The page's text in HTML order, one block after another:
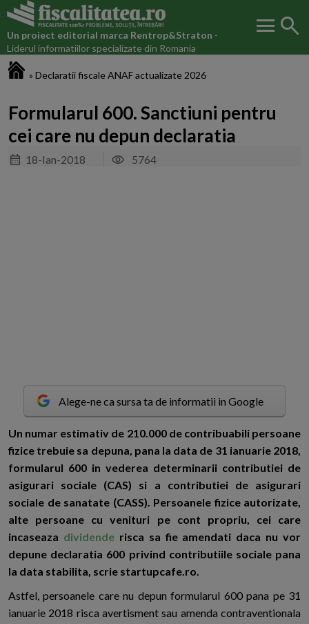
Un proiect editorial marca Rentrop&Straton -
Liderul informatiilor specializate din Romania
menu search
» Declaratii fiscale ANAF actualizate 2026
Formularul 600. Sanctiuni pentru
cei care nu depun declaratia
18-Ian-2018 5764
Alege-ne ca sursa ta de informatii in Google
Un numar estimativ de 210.000 de contribuabili persoane
fizice trebuie sa depuna, pana la data de 31 ianuarie 2018,
formularul 600 in vederea determinarii contributiei de
asigurari sociale (CAS) si a contributiei de asigurari
sociale de sanatate (CASS). Persoanele fizice autorizate,
alte persoane cu venituri pe cont propriu, cei care
incaseaza dividenderisca sa fie amendati daca nu vor
depune declaratia 600 privind contributiile sociale pana
la data stabilita, scrie startupcafe.ro.
Astfel, persoanele care nu depun formularul 600 pana pe 31
ianuarie 2018 risca avertisment sau amenda contraventionala